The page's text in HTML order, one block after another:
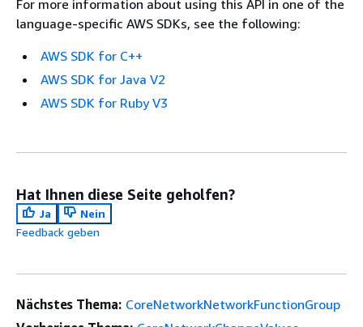
For more information about using this API in one of the
language-specific AWS SDKs, see the following:
AWS SDK for C++
AWS SDK for Java V2
AWS SDK for Ruby V3
Hat Ihnen diese Seite geholfen?
Ja
Nein
Feedback geben
Nächstes Thema: CoreNetworkNetworkFunctionGroup